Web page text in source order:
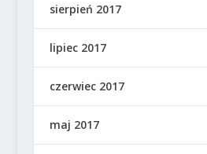
sierpień 2017
lipiec 2017
czerwiec 2017
maj 2017